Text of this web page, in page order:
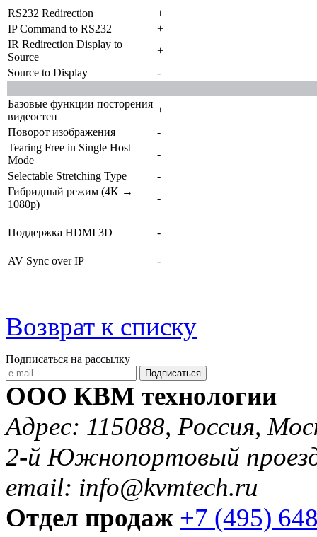
RS232 Redirection
+
IP Command to RS232
+
IR Redirection Display to
Source
+
Source to Display
-
Базовые функции посторения
видеостен
+
Поворот изображения
-
Tearing Free in Single Host
Mode
-
Selectable Stretching Type
-
Гибридный режим (4K →
1080p)
-
Поддержка HDMI 3D -
AV Sync over IP -
Возврат к списку
Подписаться на рассылку
Подписаться
ООО КВМ технологии
Адрес: 115088, Россия,
2-й Южнопортовый
email: info@kvmtech.ru
Отдел продаж +7 (495)